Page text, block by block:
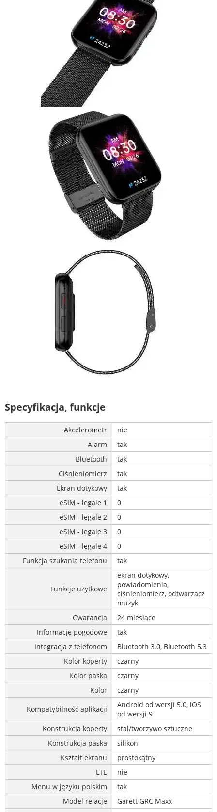
Specyfikacja, funkcje
Akcelerometr
nie
Alarm
tak
Bluetooth
tak
Ciśnieniomierz
tak
Ekran dotykowy
tak
eSIM - legale 1
0
eSIM - legale 2
0
eSIM - legale 3
0
eSIM - legale 4
0
Funkcja szukania telefonu
tak
Funkcje użytkowe
ekran dotykowy,
powiadomienia,
ciśnieniomierz, odtwarzacz
muzyki
Gwarancja
24 miesiące
Informacje pogodowe
tak
Integracja z telefonem
Bluetooth 3.0, Bluetooth 5.3
Kolor koperty
czarny
Kolor paska
czarny
Kolor
czarny
Kompatybilność aplikacji
Android od wersji 5.0, iOS
od wersji 9
Konstrukcja koperty
stal/tworzywo sztuczne
Konstrukcja paska
silikon
Kształt ekranu
prostokątny
LTE
nie
Menu w języku polskim
tak
Model relacje
Garett GRC Maxx